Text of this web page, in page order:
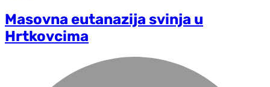
Masovna eutanazija svinja u
Hrtkovcima